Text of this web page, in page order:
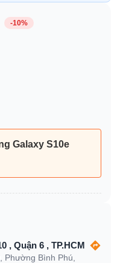
-10%
Galaxy S10e
, Quận 6 , TP.HCM
Phường Bình Phú,